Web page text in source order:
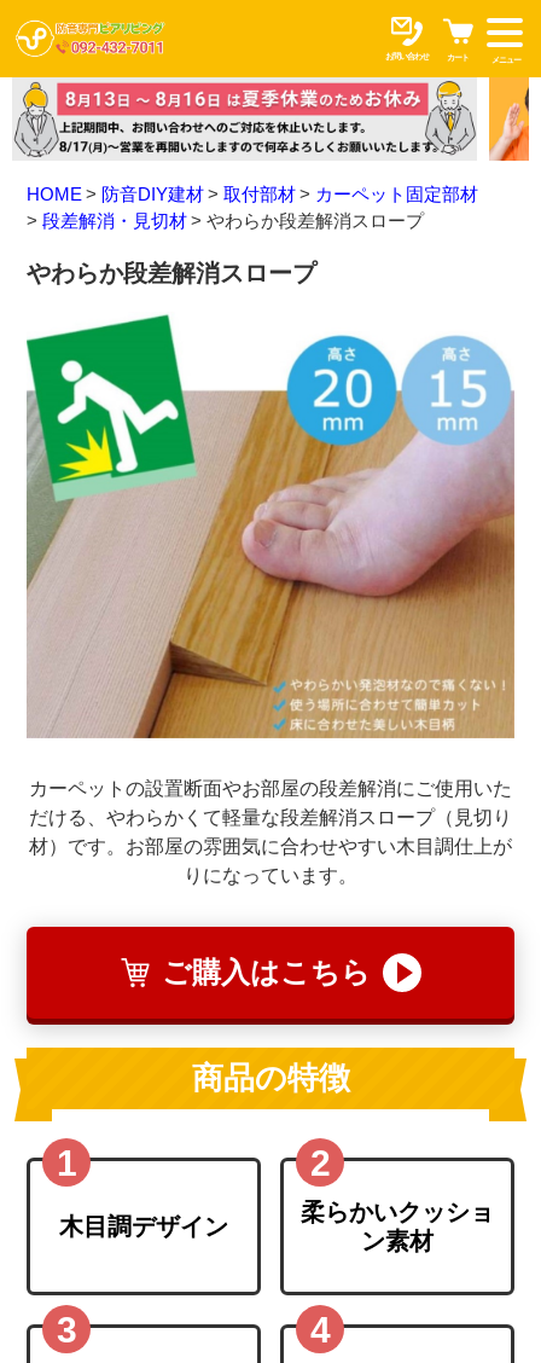
お問い合わせ カート メニュー
HOME 防音DIY建材 取付部材
カーペット固定部材
段差解消・見切材
やわらか段差解消スロープ
やわらか段差解消スロープ
カーペットの設置断面やお部屋の段差解消にご使用いた
だける、やわらかくて軽量な段差解消スロープ（見切り
材）です。お部屋の雰囲気に合わせやすい木目調仕上が
りになっています。
ご購入はこちら
商品の特徴
木目調デザイン
柔らかいクッショ
ン素材